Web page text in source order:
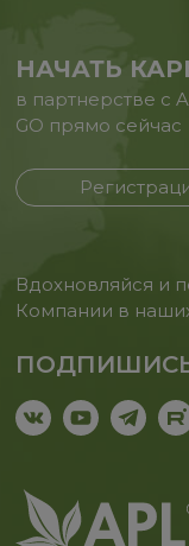
НАЧАТЬ
в партнерстве с
GO прямо сейчас
Вдохновляйся и
Компании в